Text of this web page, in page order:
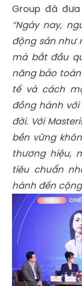
Group đã
“Ngày nay,
động sản như
mà bắt đầu
năng bảo
tế và cách
đồng hành
đời. Với
bền vững
thương hiệu,
tiêu chuẩn
hành đến